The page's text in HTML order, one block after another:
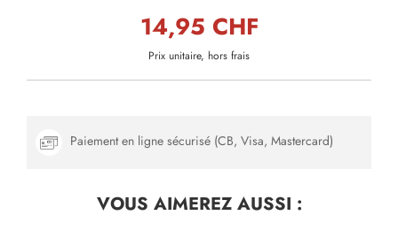
14,95 CHF
Prix unitaire, hors frais
Paiement en ligne sécurisé (CB, Visa, Mastercard)
VOUS AIMEREZAUSSI :